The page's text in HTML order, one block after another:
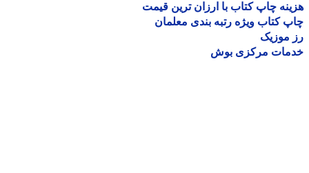
چاپ کتاب با ارزان ترین قیمت
کتاب ویژه رتبه بندی معلمان
موزیک
مرکزی بوش